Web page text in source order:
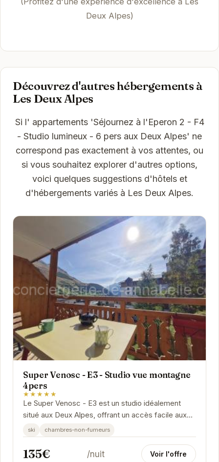
Deux Alpes)
Découvrez d'autres hébergements à
Les Deux Alpes
Si l' appartements 'Séjournez à l'Eperon 2 - F4
- Studio lumineux - 6 pers aux Deux Alpes' ne
correspond pas exactement à vos attentes, ou
si vous souhaitez explorer d'autres options,
voici quelques suggestions d'hôtels et
d'hébergements variés à Les Deux Alpes.
Super Venosc - E3 - Studio vue montagne
4pers
★★★★★
Le Super Venosc - E3 est un studio idéalement
situé aux Deux Alpes, offrant un accès facile aux
pistes de ski et aux nombreuses activités de la...
ski chambres-non-fumeurs
135€ /nuit Voir l'offre